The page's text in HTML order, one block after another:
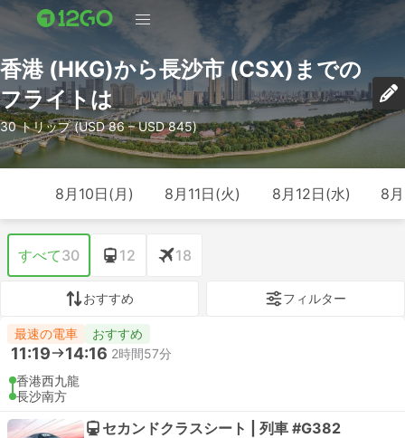
香港 (HKG)から長沙市 (CSX)までの
フライトは
30 トリップ (USD 86 – USD 845)
8月10日(月) 8月11日(火) 8月12日(水) 8
すべて30 12 18
おすすめ フィルター
最速の電車 おすすめ
11:19 14:16 2時間57分
香港西九龍
長沙南方
セカンドクラスシート | 列車 #G382